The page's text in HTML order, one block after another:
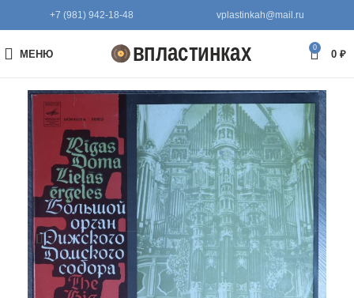
+7 (981) 942-18-48 vplastinkah@mail.ru
МЕНЮ
0
0 ₽